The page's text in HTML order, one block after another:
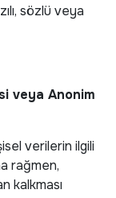
sözlü veya
veya Anonim
verilerin ilgili
rağmen,
kalkması